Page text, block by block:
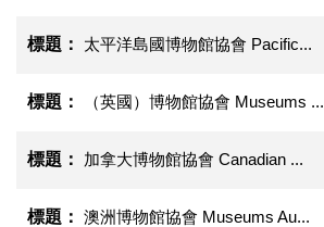
太平洋島國博物館協會 Pacific...
（英國）博物館協會 Museums ...
加拿大博物館協會 Canadian ...
澳洲博物館協會 Museums Au...